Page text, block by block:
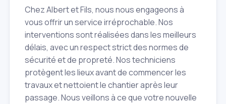
Chez Albert et Fils, nous nous engageons à
vous offrir un service irréprochable. Nos
interventions sont réalisées dans les meilleurs
délais, avec un respect strict des normes de
sécurité et de propreté. Nos techniciens
protègent les lieux avant de commencer les
travaux et nettoient le chantier après leur
passage. Nous veillons à ce que votre nouvelle